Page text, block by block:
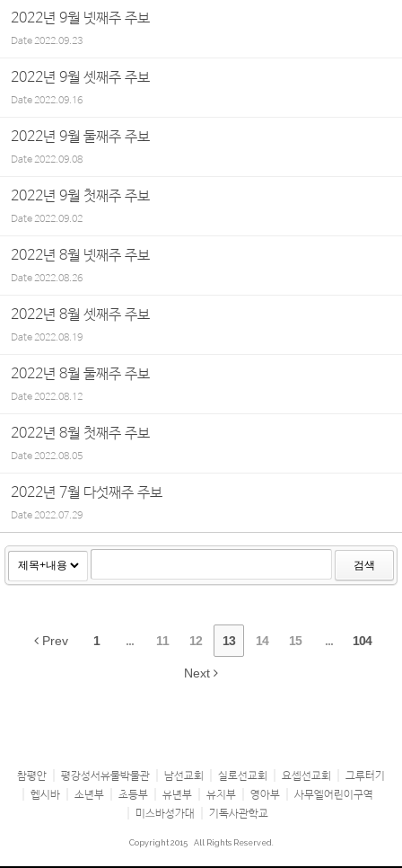
2022년 9월 넷째주 주보
Date2022.09.23
2022년 9월 셋째주 주보
Date2022.09.16
2022년 9월 둘째주 주보
Date2022.09.08
2022년 9월 첫째주 주보
Date2022.09.02
2022년 8월 넷째주 주보
Date2022.08.26
2022년 8월 셋째주 주보
Date2022.08.19
2022년 8월 둘째주 주보
Date2022.08.12
2022년 8월 첫째주 주보
Date2022.08.05
2022년 7월 다섯째주 주보
Date2022.07.29
검색
Prev 1 ... 11 12 13 14 15 ... 104
Next
참평안 평강성서유물박물관 남선교회 실로선교회 요셉선교회
그루터기
헵시바
소년부 초등부 유년부 유치부 영아부
사무엘어린이구역
미스바성가대
기독사관학교
Copyright 2015 All Rights Reserved.